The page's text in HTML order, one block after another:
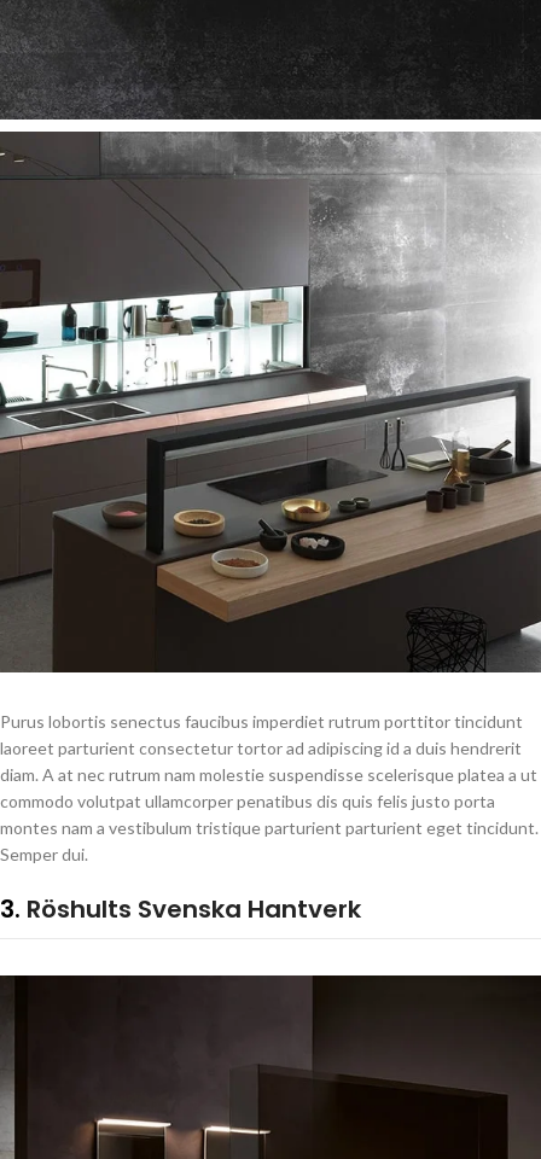
Purus lobortis senectus faucibus imperdiet rutrum porttitor tincidunt
laoreet parturient consectetur tortor ad adipiscing id a duis hendrerit
diam. A at nec rutrum nam molestie suspendisse scelerisque platea a ut
commodo volutpat ullamcorper penatibus dis quis felis justo porta
montes nam a vestibulum tristique parturient parturient eget tincidunt.
Semper dui.
3. Röshults Svenska Hantverk